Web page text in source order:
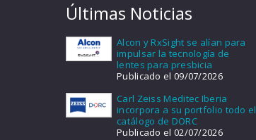
Últimas Noticias
Alcon y RxSight se alían para
impulsar la tecnología de
lentes para presbicia
Publicado el 09/07/2026
Carl Zeiss Meditec Iberia
incorpora a su portfolio todo el
catálogo de DORC
Publicado el 02/07/2026